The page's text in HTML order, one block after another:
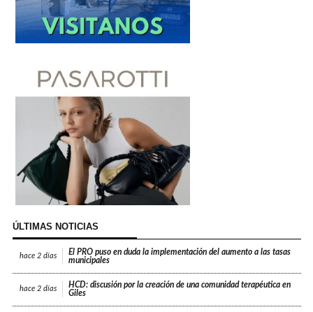
ÚLTIMAS NOTICIAS
hace 2 días
El PRO puso en duda la implementación del aumento a las tasas
municipales
hace 2 días
HCD: discusión por la creación de una comunidad terapéutica en
Giles